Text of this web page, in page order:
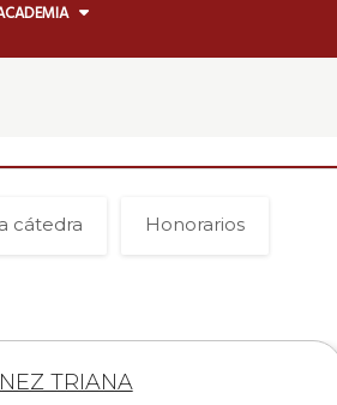
cátedra Honorarios
TRIANA